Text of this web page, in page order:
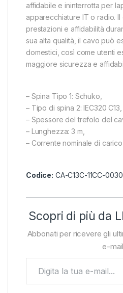
affidabile e ininterrotta per
apparecchiature IT o radio.
prestazioni e affidabilità
sua alta qualità, il cavo può
domestici, così come utenti
maggiore sicurezza e
– Spina Tipo 1: Schuko,
– Tipo di spina 2: IEC320 C13,
– Spessore del trefolo del
– Lunghezza: 3 m,
– Corrente nominale di carico
Codice: CA-C13C-11CC-
Scopri di più da
Abbonati per ricevere gli
e-